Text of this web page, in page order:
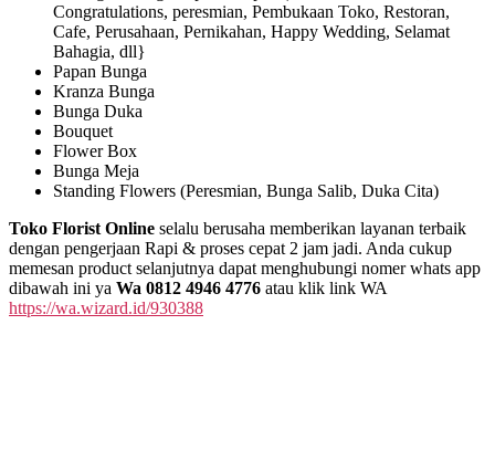
Congratulations, peresmian, Pembukaan Toko, Restoran,
Cafe, Perusahaan, Pernikahan, Happy Wedding, Selamat
Bahagia, dll}
Papan Bunga
Kranza Bunga
Bunga Duka
Bouquet
Flower Box
Bunga Meja
Standing Flowers (Peresmian, Bunga Salib, Duka Cita)
Toko Florist Online selalu berusaha memberikan layanan terbaik
dengan pengerjaan Rapi & proses cepat 2 jam jadi. Anda cukup
memesan product selanjutnya dapat menghubungi nomer whats app
dibawah ini ya Wa 0812 4946 4776 atau klik link WA
https://wa.wizard.id/930388